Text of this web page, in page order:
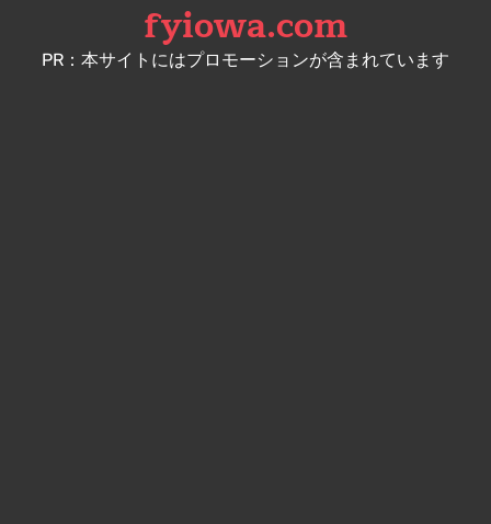
content
fyiowa.com
PR：本サイトにはプロモーションが含まれています